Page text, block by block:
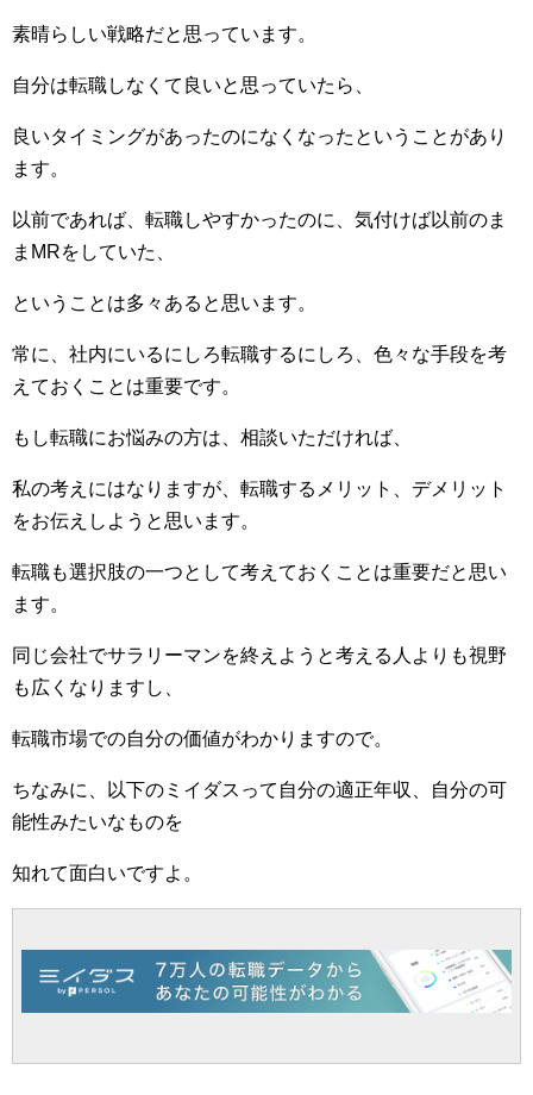
素晴らしい戦略だと思っています。
自分は転職しなくて良いと思っていたら、
良いタイミングがあったのになくなったということがあり
ます。
以前であれば、転職しやすかったのに、気付けば以前のま
まMRをしていた、
ということは多々あると思います。
常に、社内にいるにしろ転職するにしろ、色々な手段を考
えておくことは重要です。
もし転職にお悩みの方は、相談いただければ、
私の考えにはなりますが、転職するメリット、デメリット
をお伝えしようと思います。
転職も選択肢の一つとして考えておくことは重要だと思い
ます。
同じ会社でサラリーマンを終えようと考える人よりも視野
も広くなりますし、
転職市場での自分の価値がわかりますので。
ちなみに、以下のミイダスって自分の適正年収、自分の可
能性みたいなものを
知れて面白いですよ。